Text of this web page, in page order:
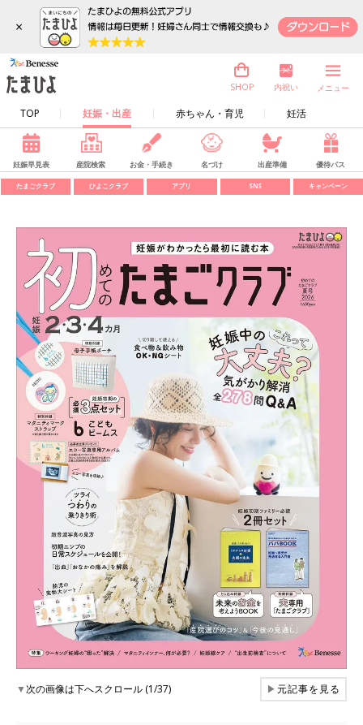
×
TOP 妊娠・出産 赤ちゃん・育児 妊活
SHOP 内祝い メニュー
妊娠早見表 産院検索 お金・手続き 名づけ 出産準備 優待パス
たまごクラブ ひよこクラブ アプリ SNS キャンペーン
▼次の画像は下へスクロール (1/37) ▶元記事を見る